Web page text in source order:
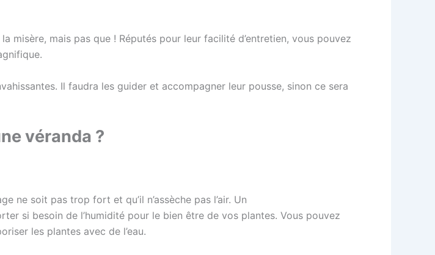
misère, mais pas que ! Réputés pour leur facilité d’entretien, vous pouvez
Il faudra les guider et accompagner leur pousse, sinon ce sera
véranda ?
ne soit pas trop fort et qu’il n’assèche pas l’air. Un
si besoin de l’humidité pour le bien être de vos plantes. Vous pouvez
les plantes avec de l’eau.